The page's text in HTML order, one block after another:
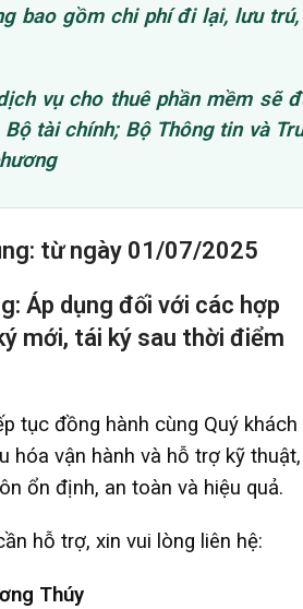
bao gồm chi phí đi lại, lưu
vụ cho thuê phần mềm sẽ
tài chính; Bộ Thông tin và
từ ngày 01/07/2025
Áp dụng đối với các hợp
mới, tái ký sau thời điểm
tục đồng hành cùng Quý khách
hóa vận hành và hỗ trợ kỹ thuật,
ổn định, an toàn và hiệu quả.
hỗ trợ, xin vui lòng liên hệ:
Thúy